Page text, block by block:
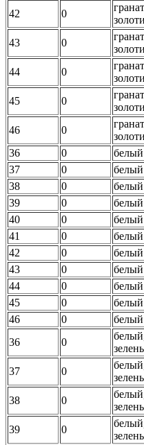
42
0
43
0
44
0
45
0
46
0
36
0
белый
37
0
белый
38
0
белый
39
0
белый
40
0
белый
41
0
белый
42
0
белый
43
0
белый
44
0
белый
45
0
белый
46
0
белый
36
0
37
0
38
0
39
0